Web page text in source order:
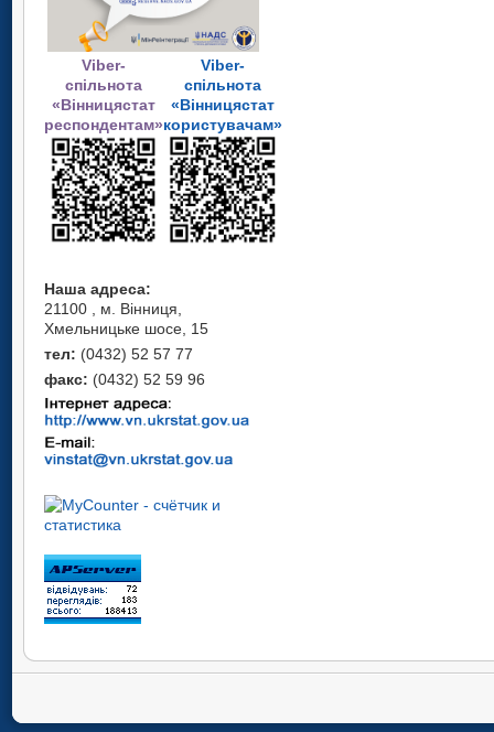
Viber-
спільнота
«Вінницястат
респондентам»
Viber-
спільнота
«Вінницястат
користувачам»
Наша адреса:
21100 , м. Вінниця,
Хмельницьке шосе, 15
тел: (0432) 52 57 77
факс: (0432) 52 59 96